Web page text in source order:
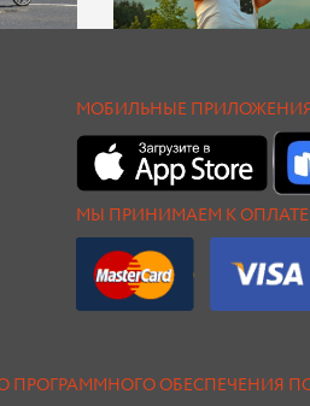
МОБИЛЬНЫЕ
МЫ ПРИНИМАЕМ К ОПЛАТЕ
ПРОГРАММНОГО ОБЕСПЕЧЕНИЯ